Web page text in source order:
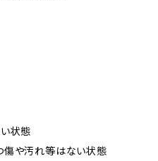
状態
傷や汚れ等はない状態